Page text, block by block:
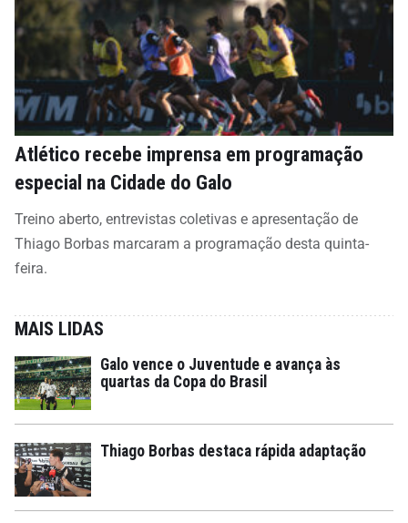
Atlético recebe imprensa em programação
especial na Cidade do Galo
Treino aberto, entrevistas coletivas e apresentação de
Thiago Borbas marcaram a programação desta quinta-
feira.
MAIS LIDAS
Galo vence o Juventude e avança às
quartas da Copa do Brasil
Thiago Borbas destaca rápida adaptação